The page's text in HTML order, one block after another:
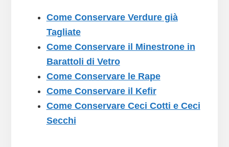
Come Conservare Verdure già
Tagliate
Come Conservare il Minestrone in
Barattoli di Vetro
Come Conservare le Rape
Come Conservare il Kefir
Come Conservare Ceci Cotti e Ceci
Secchi